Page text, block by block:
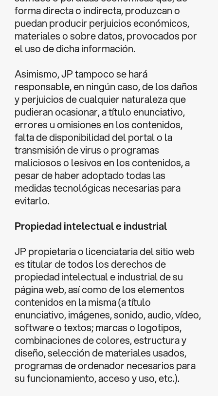
forma directa o indirecta, produzcan o
puedan producir perjuicios económicos,
materiales o sobre datos, provocados por
el uso de dicha información.
Asimismo, JP tampoco se hará
responsable, en ningún caso, de los daños
y perjuicios de cualquier naturaleza que
pudieran ocasionar, a título enunciativo,
errores u omisiones en los contenidos,
falta de disponibilidad del portal o la
transmisión de virus o programas
maliciosos o lesivos en los contenidos, a
pesar de haber adoptado todas las
medidas tecnológicas necesarias para
evitarlo.
Propiedad intelectual e industrial
JP propietaria o licenciataria del sitio web
es titular de todos los derechos de
propiedad intelectual e industrial de su
página web, así como de los elementos
contenidos en la misma (a título
enunciativo, imágenes, sonido, audio, vídeo,
software o textos; marcas o logotipos,
combinaciones de colores, estructura y
diseño, selección de materiales usados,
programas de ordenador necesarios para
su funcionamiento, acceso y uso, etc.).